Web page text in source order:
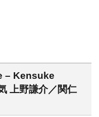
– Kensuke
上野謙介／関仁